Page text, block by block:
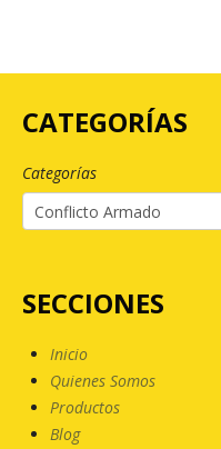
CATEGORÍAS
Categorías
SECCIONES
Inicio
Quienes Somos
Productos
Blog